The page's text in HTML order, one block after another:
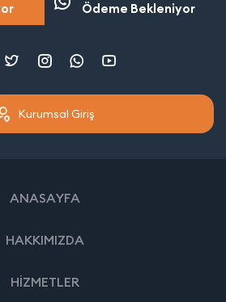
Ödeme Bekleniyor
Kurumsal Giriş
ANASAYFA
HAKKIMIZDA
HİZMETLER